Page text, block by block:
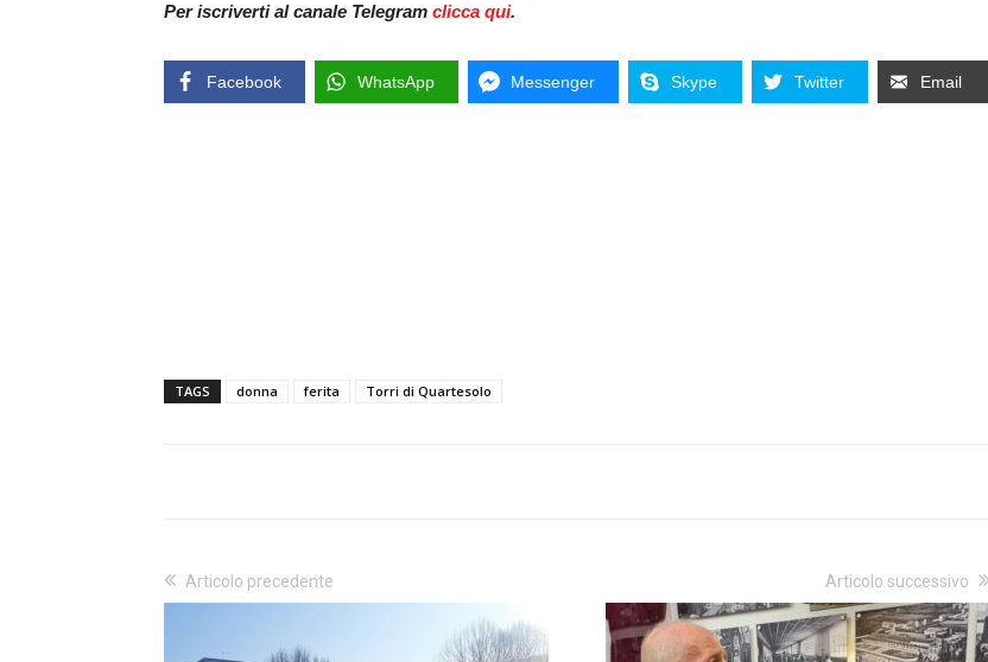
Per iscriverti al canale Telegram clicca qui.
Facebook WhatsApp Messenger Skype Twitter Email
TAGS donna ferita Torri di Quartesolo
Articolo precedente Articolo successivo